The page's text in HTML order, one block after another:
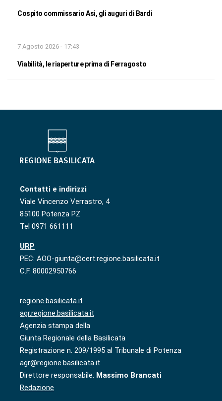
Cospito commissario Asi, gli auguri di Bardi
7 Agosto 2026 - 17:43
Viabilità, le riaperture prima di Ferragosto
Contatti e indirizzi
Viale Vincenzo Verrastro, 4
85100 Potenza PZ
Tel 0971 661111
URP
PEC: AOO-giunta@cert.regione.basilicata.it
C.F. 80002950766
regione.basilicata.it
agr.regione.basilicata.it
Agenzia stampa della
Giunta Regionale della Basilicata
Registrazione n. 209/1995 al Tribunale di Potenza
agr@regione.basilicata.it
Direttore responsabile: Massimo Brancati
Redazione